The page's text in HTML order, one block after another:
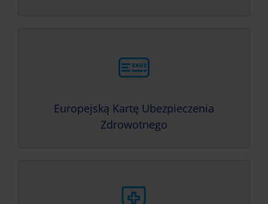
Europejską Kartę Ubezpieczenia
Zdrowotnego